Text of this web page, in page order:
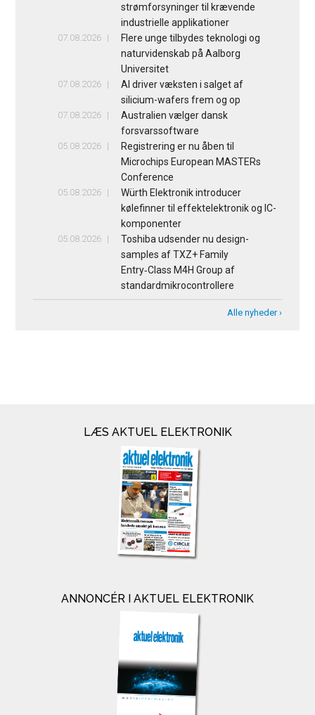
strømforsyninger til krævende
industrielle applikationer
07.08.2026
Flere unge tilbydes teknologi og
naturvidenskab på Aalborg
Universitet
07.08.2026
AI driver væksten i salget af
silicium-wafers frem og op
07.08.2026
Australien vælger dansk
forsvarssoftware
05.08.2026
Registrering er nu åben til
Microchips European MASTERs
Conference
05.08.2026
Würth Elektronik introducer
kølefinner til effektelektronik og IC-
komponenter
05.08.2026
Toshiba udsender nu design-
samples af TXZ+ Family
Entry‑Class M4H Group af
standardmikrocontrollere
Alle nyheder ›
LÆS AKTUEL ELEKTRONIK
ANNONCÉR I AKTUEL ELEKTRONIK